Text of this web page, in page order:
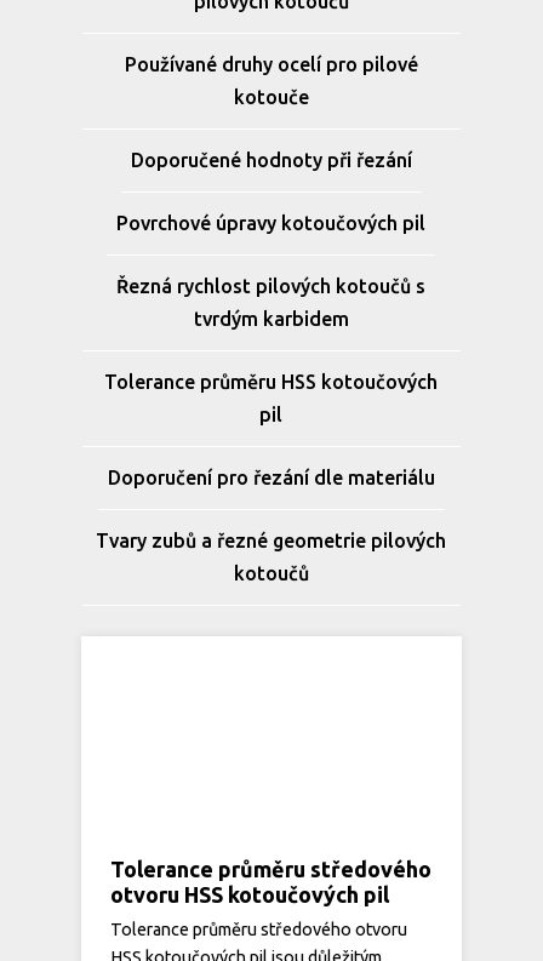
Používané druhy ocelí pro pilové
kotouče
Doporučené hodnoty při řezání
Povrchové úpravy kotoučových pil
Řezná rychlost pilových kotoučů s
tvrdým karbidem
Tolerance průměru HSS kotoučových
pil
Doporučení pro řezání dle materiálu
Tvary zubů a řezné geometrie pilových
kotoučů
Tolerance průměru středového
otvoru HSS kotoučových pil
Tolerance průměru středového otvoru
HSS kotoučových pil jsou důležitým